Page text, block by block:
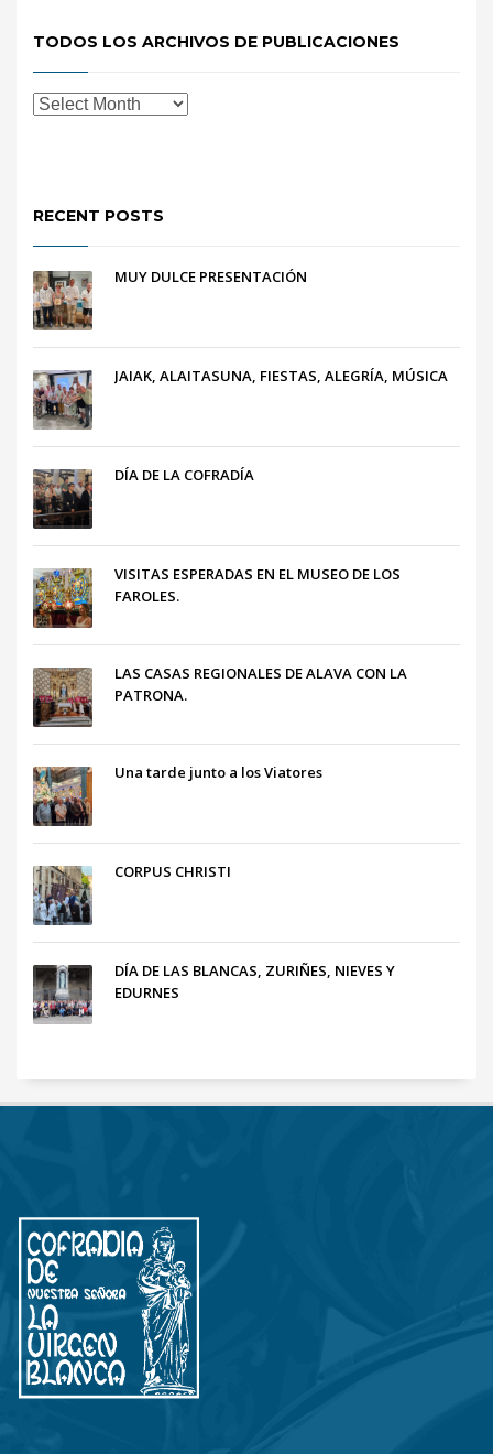
TODOS LOS ARCHIVOS DE PUBLICACIONES
RECENT POSTS
MUY DULCE PRESENTACIÓN
JAIAK, ALAITASUNA, FIESTAS, ALEGRÍA, MÚSICA
DÍA DE LA COFRADÍA
VISITAS ESPERADAS EN EL MUSEO DE LOS
FAROLES.
LAS CASAS REGIONALES DE ALAVA CON LA
PATRONA.
Una tarde junto a los Viatores
CORPUS CHRISTI
DÍA DE LAS BLANCAS, ZURIÑES, NIEVES Y
EDURNES